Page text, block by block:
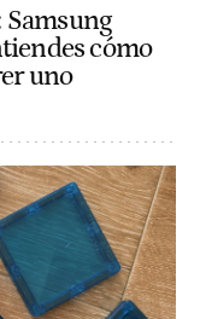
Samsung
cómo
uno